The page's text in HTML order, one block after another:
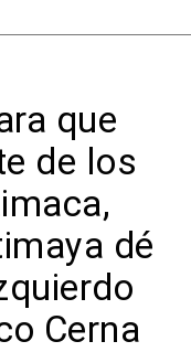
que
de los
dé
Cerna